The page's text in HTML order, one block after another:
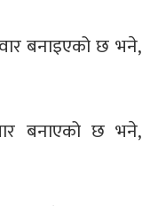
बनाइएको छ भने,
बनाएको छ भने,